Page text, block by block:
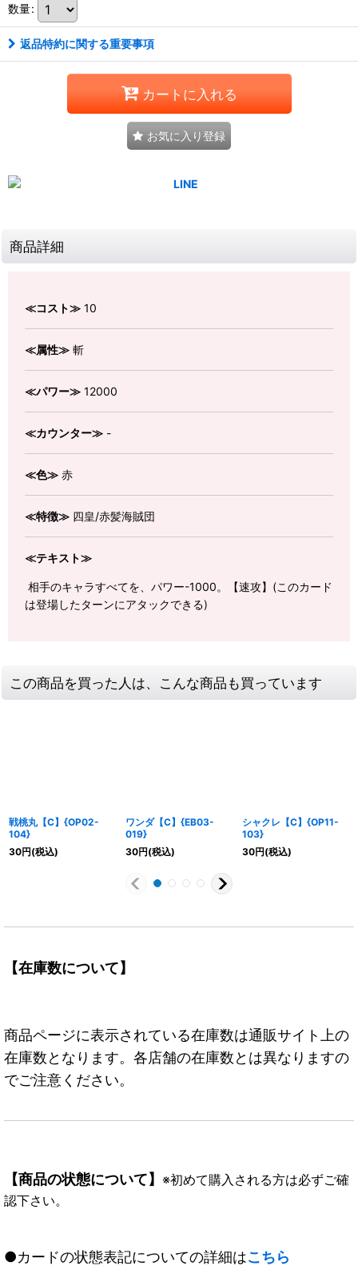
数量:
返品特約に関する重要事項
カートに入れる
お気に入り登録
商品詳細
≪コスト≫ 10
≪属性≫ 斬
≪パワー≫ 12000
≪カウンター≫ -
≪色≫ 赤
≪特徴≫ 四皇/赤髪海賊団
≪テキスト≫
相手のキャラすべてを、パワー-1000。【速攻】(このカード
は登場したターンにアタックできる)
この商品を買った人は、こんな商品も買っています
戦桃丸【C】{OP02-
104}
30円(税込)
ワンダ【C】{EB03-
019}
30円(税込)
シャクレ【C】{OP11-
103}
30円(税込)
【在庫数について】
商品ページに表示されている在庫数は通販サイト上の
在庫数となります。各店舗の在庫数とは異なりますの
でご注意ください。
【商品の状態について】 ※初めて購入される方は必ずご確
認下さい。
●カードの状態表記についての詳細はこちら